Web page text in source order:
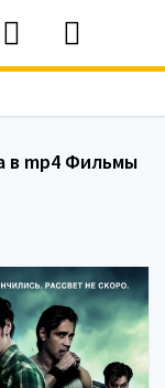
в mp4 Фильмы